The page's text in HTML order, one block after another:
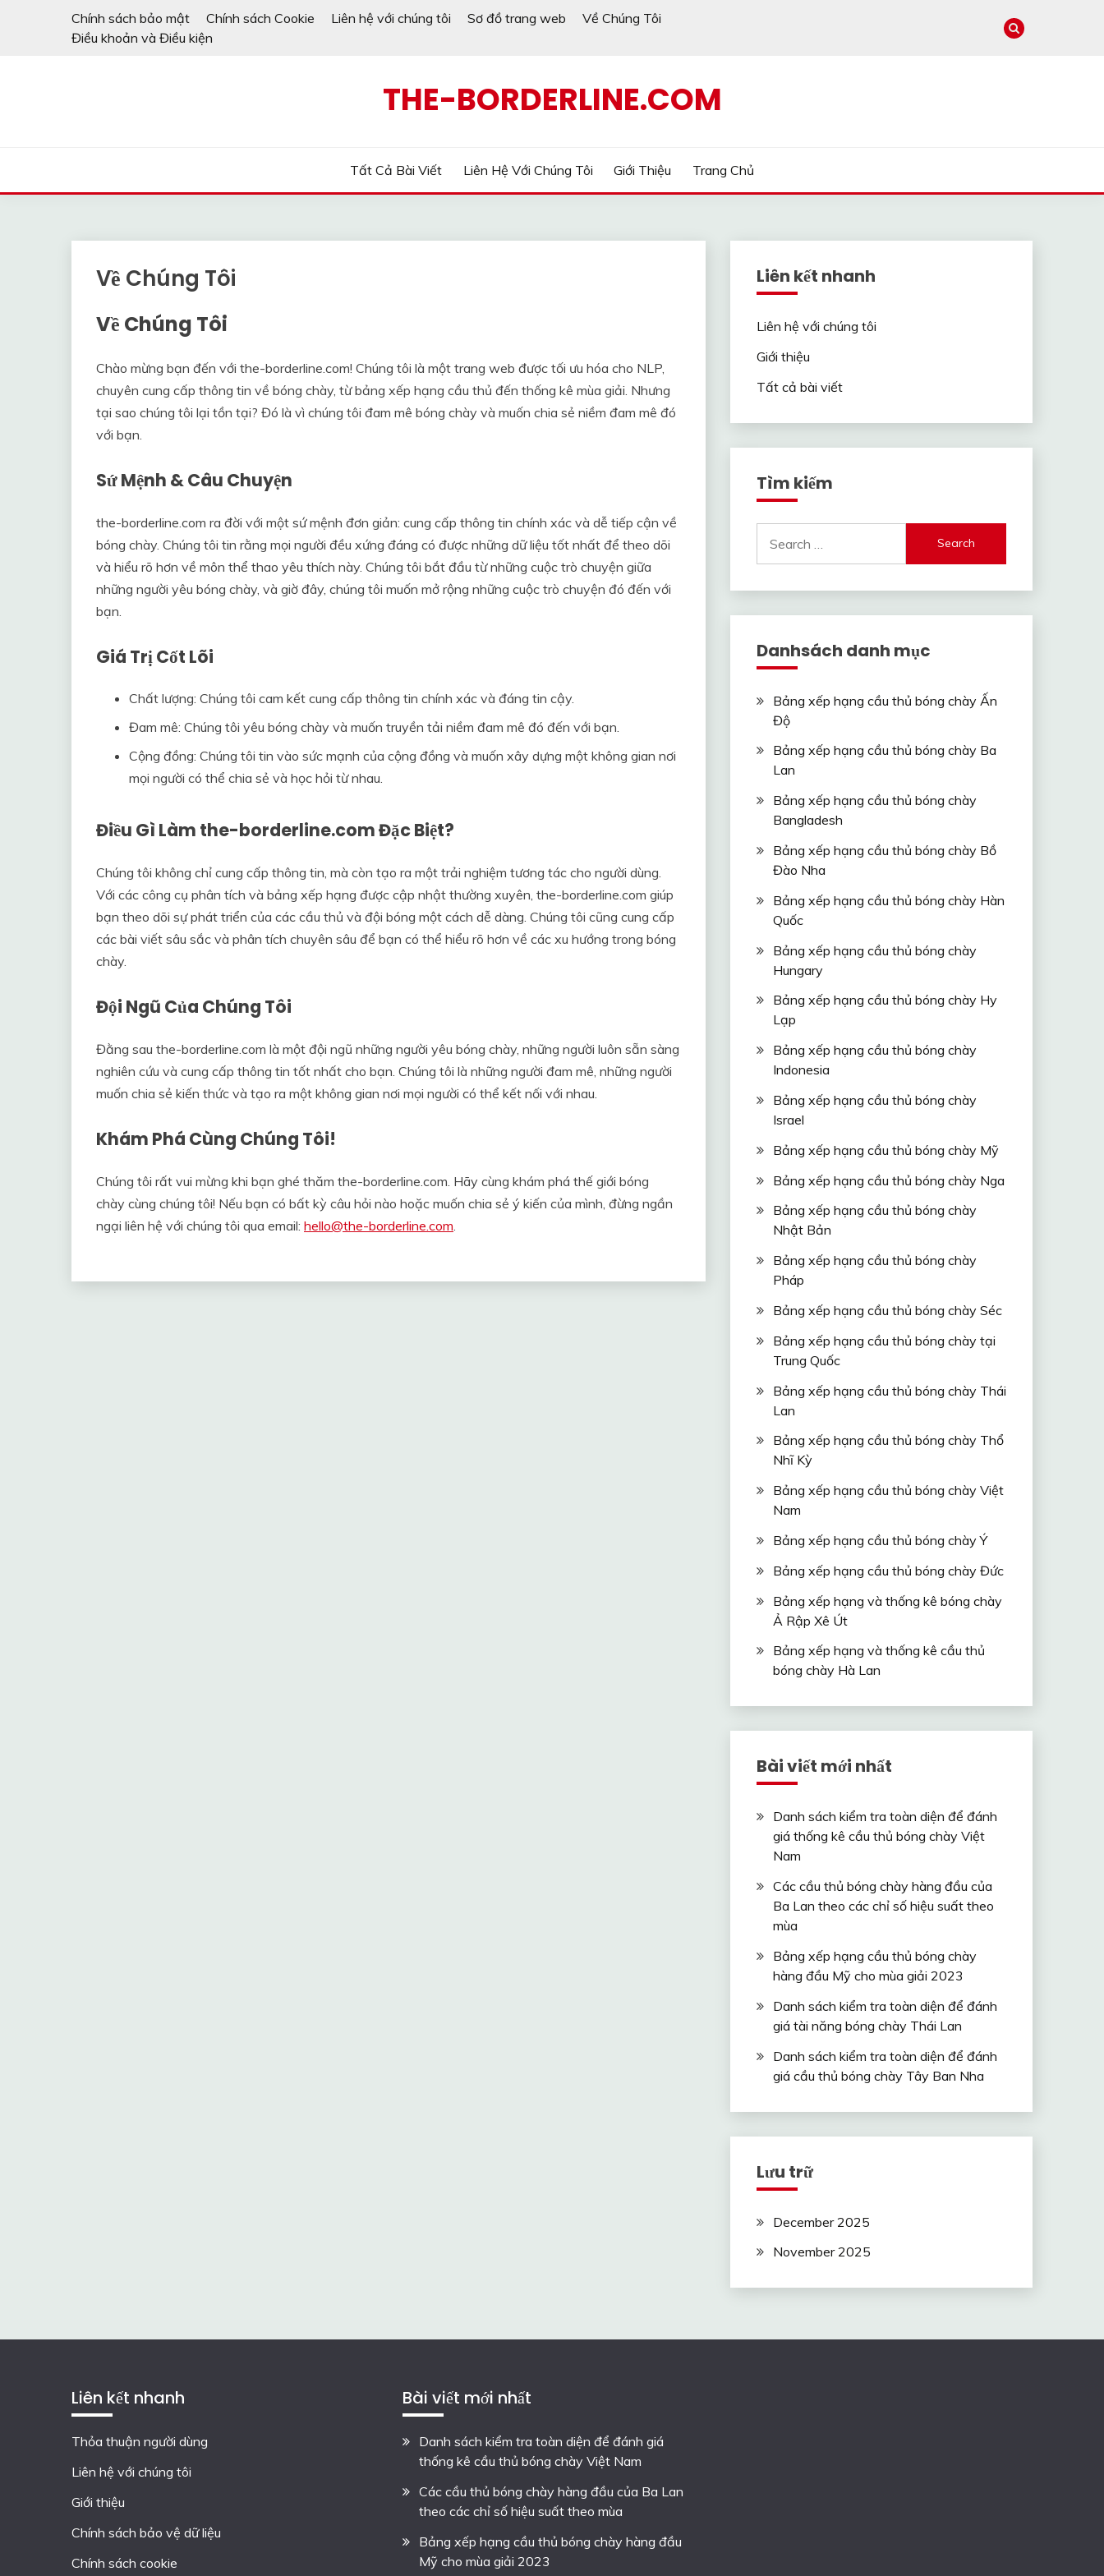
Chính sách bảo mật Chính sách Cookie Liên hệ với chúng tôi Sơ đồ trang web
Về Chúng Tôi
Điều khoản và Điều kiện
THE-BORDERLINE.COM
Tất Cả Bài Viết Liên Hệ Với Chúng Tôi Giới Thiệu Trang Chủ
Về Chúng Tôi
Về Chúng Tôi
Chào mừng bạn đến với the-borderline.com! Chúng tôi là một trang web được tối ưu hóa cho NLP,
chuyên cung cấp thông tin về bóng chày, từ bảng xếp hạng cầu thủ đến thống kê mùa giải. Nhưng
tại sao chúng tôi lại tồn tại? Đó là vì chúng tôi đam mê bóng chày và muốn chia sẻ niềm đam mê đó
với bạn.
Sứ Mệnh & Câu Chuyện
the-borderline.com ra đời với một sứ mệnh đơn giản: cung cấp thông tin chính xác và dễ tiếp cận về
bóng chày. Chúng tôi tin rằng mọi người đều xứng đáng có được những dữ liệu tốt nhất để theo dõi
và hiểu rõ hơn về môn thể thao yêu thích này. Chúng tôi bắt đầu từ những cuộc trò chuyện giữa
những người yêu bóng chày, và giờ đây, chúng tôi muốn mở rộng những cuộc trò chuyện đó đến với
bạn.
Giá Trị Cốt Lõi
Chất lượng: Chúng tôi cam kết cung cấp thông tin chính xác và đáng tin cậy.
Đam mê: Chúng tôi yêu bóng chày và muốn truyền tải niềm đam mê đó đến với bạn.
Cộng đồng: Chúng tôi tin vào sức mạnh của cộng đồng và muốn xây dựng một không gian nơi
mọi người có thể chia sẻ và học hỏi từ nhau.
Điều Gì Làm the-borderline.com Đặc Biệt?
Chúng tôi không chỉ cung cấp thông tin, mà còn tạo ra một trải nghiệm tương tác cho người dùng.
Với các công cụ phân tích và bảng xếp hạng được cập nhật thường xuyên, the-borderline.com giúp
bạn theo dõi sự phát triển của các cầu thủ và đội bóng một cách dễ dàng. Chúng tôi cũng cung cấp
các bài viết sâu sắc và phân tích chuyên sâu để bạn có thể hiểu rõ hơn về các xu hướng trong bóng
chày.
Đội Ngũ Của Chúng Tôi
Đằng sau the-borderline.com là một đội ngũ những người yêu bóng chày, những người luôn sẵn sàng
nghiên cứu và cung cấp thông tin tốt nhất cho bạn. Chúng tôi là những người đam mê, những người
muốn chia sẻ kiến thức và tạo ra một không gian nơi mọi người có thể kết nối với nhau.
Khám Phá Cùng Chúng Tôi!
Chúng tôi rất vui mừng khi bạn ghé thăm the-borderline.com. Hãy cùng khám phá thế giới bóng
chày cùng chúng tôi! Nếu bạn có bất kỳ câu hỏi nào hoặc muốn chia sẻ ý kiến của mình, đừng ngần
ngại liên hệ với chúng tôi qua email: hello@the-borderline.com
Liên kết nhanh
Liên hệ với chúng tôi
Giới thiệu
Tất cả bài viết
Tìm kiếm
for:
Danhsách danh mục
Bảng xếp hạng cầu thủ bóng chày Ấn
Độ
Bảng xếp hạng cầu thủ bóng chày Ba
Lan
Bảng xếp hạng cầu thủ bóng chày
Bangladesh
Bảng xếp hạng cầu thủ bóng chày Bồ
Đào Nha
Bảng xếp hạng cầu thủ bóng chày Hàn
Quốc
Bảng xếp hạng cầu thủ bóng chày
Hungary
Bảng xếp hạng cầu thủ bóng chày Hy
Lạp
Bảng xếp hạng cầu thủ bóng chày
Indonesia
Bảng xếp hạng cầu thủ bóng chày
Israel
Bảng xếp hạng cầu thủ bóng chày Mỹ
Bảng xếp hạng cầu thủ bóng chày Nga
Bảng xếp hạng cầu thủ bóng chày
Nhật Bản
Bảng xếp hạng cầu thủ bóng chày
Pháp
Bảng xếp hạng cầu thủ bóng chày Séc
Bảng xếp hạng cầu thủ bóng chày tại
Trung Quốc
Bảng xếp hạng cầu thủ bóng chày Thái
Lan
Bảng xếp hạng cầu thủ bóng chày Thổ
Nhĩ Kỳ
Bảng xếp hạng cầu thủ bóng chày Việt
Nam
Bảng xếp hạng cầu thủ bóng chày Ý
Bảng xếp hạng cầu thủ bóng chày Đức
Bảng xếp hạng và thống kê bóng chày
Ả Rập Xê Út
Bảng xếp hạng và thống kê cầu thủ
bóng chày Hà Lan
Bài viết mới nhất
Danh sách kiểm tra toàn diện để đánh
giá thống kê cầu thủ bóng chày Việt
Nam
Các cầu thủ bóng chày hàng đầu của
Ba Lan theo các chỉ số hiệu suất theo
mùa
Bảng xếp hạng cầu thủ bóng chày
hàng đầu Mỹ cho mùa giải 2023
Danh sách kiểm tra toàn diện để đánh
giá tài năng bóng chày Thái Lan
Danh sách kiểm tra toàn diện để đánh
giá cầu thủ bóng chày Tây Ban Nha
Lưu trữ
December 2025
November 2025
Liên kết nhanh
Thỏa thuận người dùng
Liên hệ với chúng tôi
Giới thiệu
Chính sách bảo vệ dữ liệu
Chính sách cookie
Bài viết mới nhất
Danh sách kiểm tra toàn diện để đánh giá
thống kê cầu thủ bóng chày Việt Nam
Các cầu thủ bóng chày hàng đầu của Ba Lan
theo các chỉ số hiệu suất theo mùa
Bảng xếp hạng cầu thủ bóng chày hàng đầu
Mỹ cho mùa giải 2023